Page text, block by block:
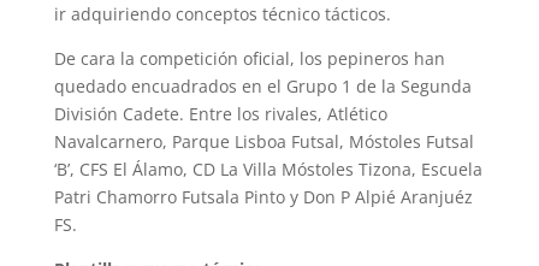
ir adquiriendo conceptos técnico tácticos.
De cara la competición oficial, los pepineros han
quedado encuadrados en el Grupo 1 de la Segunda
División Cadete. Entre los rivales, Atlético
Navalcarnero, Parque Lisboa Futsal, Móstoles Futsal
‘B’, CFS El Álamo, CD La Villa Móstoles Tizona, Escuela
Patri Chamorro Futsala Pinto y Don P Alpié Aranjuéz
FS.